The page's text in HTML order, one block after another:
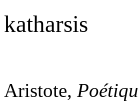
katharsis
Aristote,